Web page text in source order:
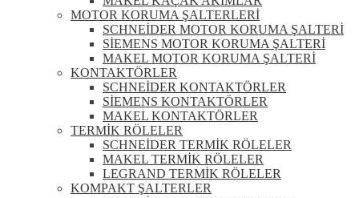
MOTOR KORUMA ŞALTERLERİ
SCHNEİDER MOTOR KORUMA ŞALTERİ
SİEMENS MOTOR KORUMA ŞALTERİ
MAKEL MOTOR KORUMA ŞALTERİ
KONTAKTÖRLER
SCHNEİDER KONTAKTÖRLER
SİEMENS KONTAKTÖRLER
MAKEL KONTAKTÖRLER
TERMİK RÖLELER
SCHNEİDER TERMİK RÖLELER
MAKEL TERMİK RÖLELER
LEGRAND TERMİK RÖLELER
KOMPAKT ŞALTERLER